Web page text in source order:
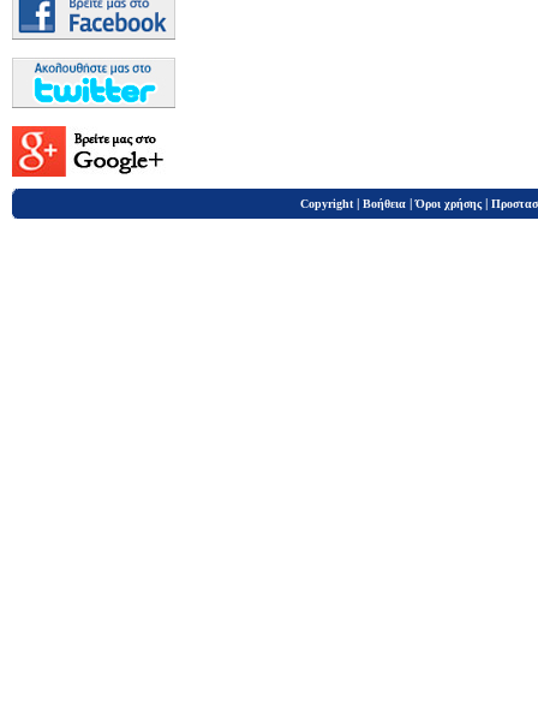
Copyright | Βοήθεια |Όροι χρήσης |